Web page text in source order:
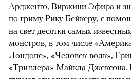
Ардженто, Виржини Эфира и
по гриму Рику Бейкеру, с
на свет десятки самых
монстров, в том числе
Лондоне», «Человек-волк»,
«Триллера» Майкла Джексона.